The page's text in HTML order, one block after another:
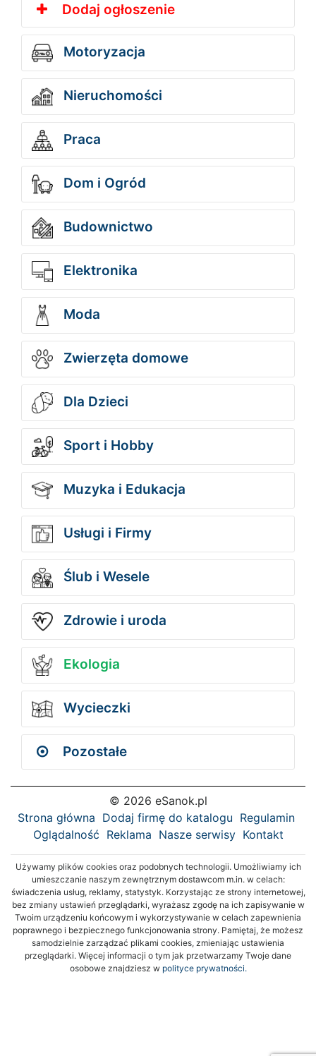
Dodaj ogłoszenie
Motoryzacja
Nieruchomości
Praca
Dom i Ogród
Budownictwo
Elektronika
Moda
Zwierzęta domowe
Dla Dzieci
Sport i Hobby
Muzyka i Edukacja
Usługi i Firmy
Ślub i Wesele
Zdrowie i uroda
Ekologia
Wycieczki
Pozostałe
© 2026 eSanok.pl
Strona główna Dodaj firmę do katalogu Regulamin
Oglądalność Reklama Nasze serwisy Kontakt
Używamy plików cookies oraz podobnych technologii. Umożliwiamy ich
umieszczanie naszym zewnętrznym dostawcom m.in. w celach:
świadczenia usług, reklamy, statystyk. Korzystając ze strony internetowej,
bez zmiany ustawień przeglądarki, wyrażasz zgodę na ich zapisywanie w
Twoim urządzeniu końcowym i wykorzystywanie w celach zapewnienia
poprawnego i bezpiecznego funkcjonowania strony. Pamiętaj, że możesz
samodzielnie zarządzać plikami cookies, zmieniając ustawienia
przeglądarki. Więcej informacji o tym jak przetwarzamy Twoje dane
osobowe znajdziesz w polityce prywatności.